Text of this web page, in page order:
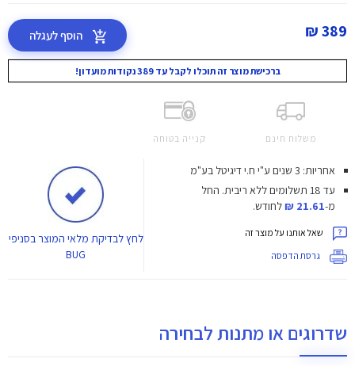
389 ₪ הוסף לעגלה
ברכישת מוצר זה תוכלו לקבל עד 389 נקודות מועדון!
משלוח חינם קנייה בטוחה
אחריות: 3 שנים ע"י ח.י דיגיטל בע"מ
עד 18 תשלומים ללא ריבית.
החל
מ-21.61 ₪ לחודש.
שאל אותנו על מוצר זה
גרסת הדפסה
לחץלבדיקת מלאי המוצר בסניפי
BUG
שדרוגים או מתנות לבחירה